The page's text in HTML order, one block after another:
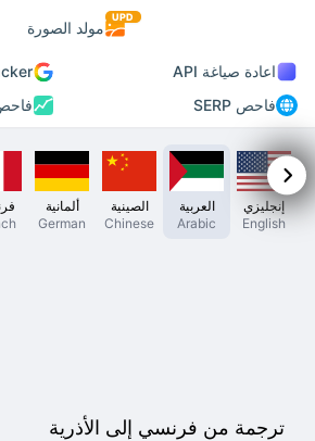
مولد الصورة
UPD
اعادة صياغة API
فاحص SERP
إنجليزي
English
العربية
Arabic
الصينية
Chinese
ألمانية
German
ترجمة من فرنسي إلى الأذرية